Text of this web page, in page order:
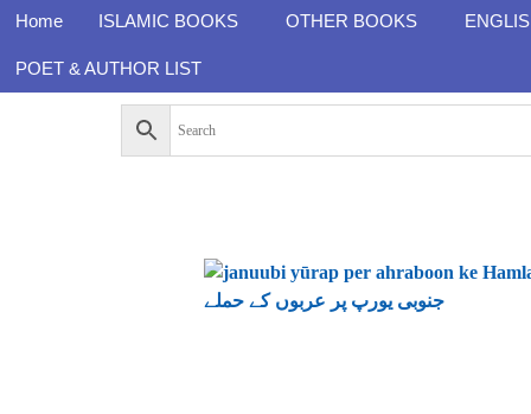
Home ISLAMIC BOOKS OTHER BOOKS
POET & AUTHOR LIST